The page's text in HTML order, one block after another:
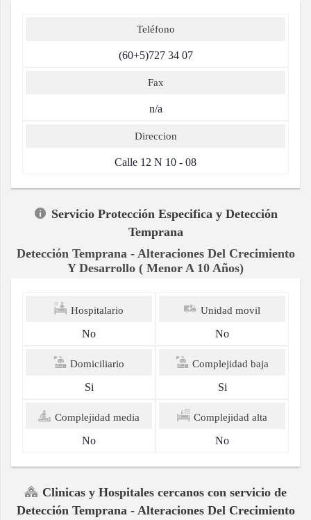
Teléfono
(60+5)727 34 07
Fax
n/a
Direccion
Calle 12 N 10 - 08
Servicio Protección Especifica y Detección
Temprana
Detección Temprana - Alteraciones Del Crecimiento
Y Desarrollo ( Menor A 10 Años)
Hospitalario
No
Unidad movil
No
Domiciliario
Si
Complejidad baja
Si
Complejidad media
No
Complejidad alta
No
Clinicas y Hospitales cercanos con servicio de
Detección Temprana - Alteraciones Del Crecimiento